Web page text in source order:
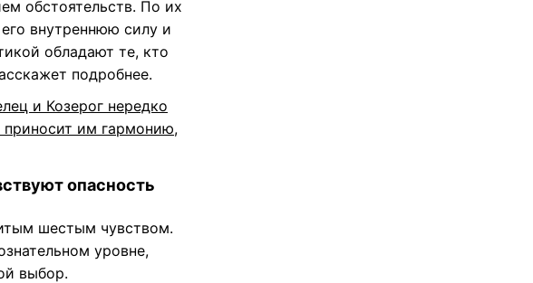
обстоятельств. По их
внутреннюю силу и
обладают те, кто
подробнее.
и Козерог нередко
им гармонию,
опасность
шестым чувством.
уровне,
выбор.